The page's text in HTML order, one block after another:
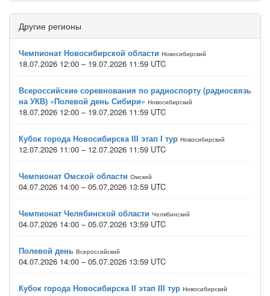
Другие регионы
Чемпионат Новосибирской области Новосибирский
18.07.2026 12:00 – 19.07.2026 11:59 UTC
Всероссийские соревнования по радиоспорту (радиосвязь
на УКВ) «Полевой день Сибири» Новосибирский
18.07.2026 12:00 – 19.07.2026 11:59 UTC
Кубок города Новосибирска III этап I тур Новосибирский
12.07.2026 11:00 – 12.07.2026 11:59 UTC
Чемпионат Омской области Омский
04.07.2026 14:00 – 05.07.2026 13:59 UTC
Чемпионат Челябинской области Челябинский
04.07.2026 14:00 – 05.07.2026 13:59 UTC
Полевой день Всероссийский
04.07.2026 14:00 – 05.07.2026 13:59 UTC
Кубок города Новосибирска II этап III тур Новосибирский